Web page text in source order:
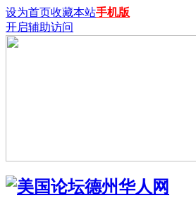
设为首页收藏本站手机版
开启辅助访问